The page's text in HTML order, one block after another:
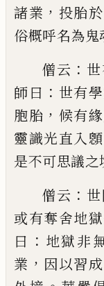
諸業 ， 投胎
俗概呼名為鬼
僧云 ：
師曰 ： 世有
胞胎 ， 候有
靈識光直入
是不可思議之
僧云 ：
或有奪舍地獄
曰 ： 地獄非
業 ， 因以習成